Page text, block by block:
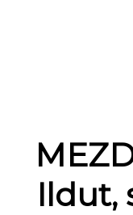
Ildut,